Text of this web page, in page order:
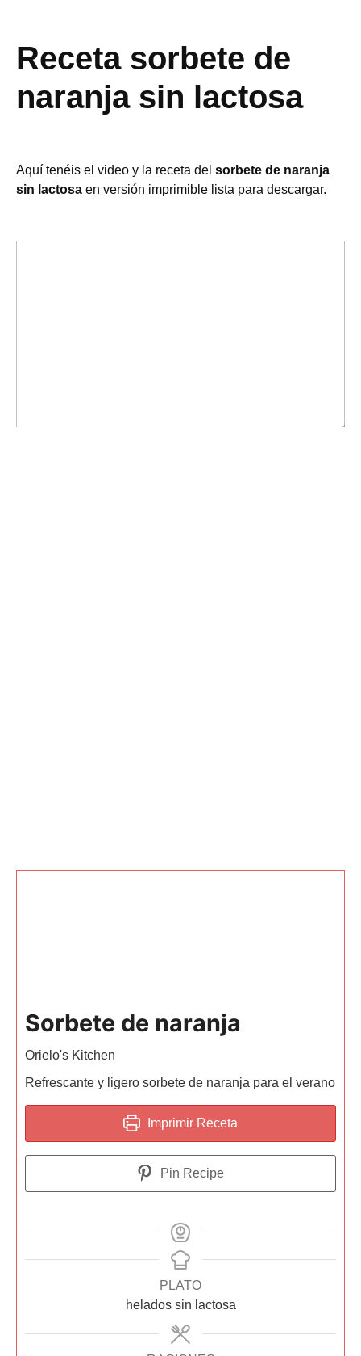
Receta sorbete de
naranja sin lactosa
Aquí tenéis el video y la receta del sorbete de naranja
sin lactosa en versión imprimible lista para descargar.
Sorbete de naranja
Orielo's Kitchen
Refrescante y ligero sorbete de naranja para el verano
Imprimir Receta
Pin Recipe
PLATO
helados sin lactosa